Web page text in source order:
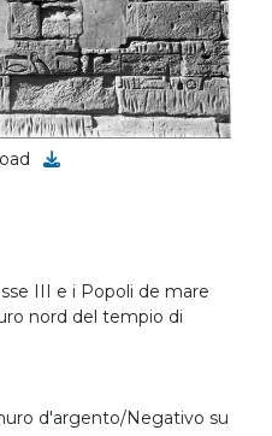
III e i Popoli de mare
nord del tempio di
d'argento/Negativo su